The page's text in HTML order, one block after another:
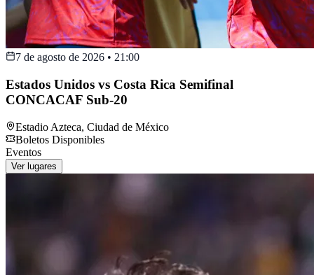
7 de agosto de 2026 • 21:00
Estados Unidos vs Costa Rica Semifinal
CONCACAF Sub-20
Estadio Azteca, Ciudad de México
Boletos Disponibles
Eventos
Ver lugares